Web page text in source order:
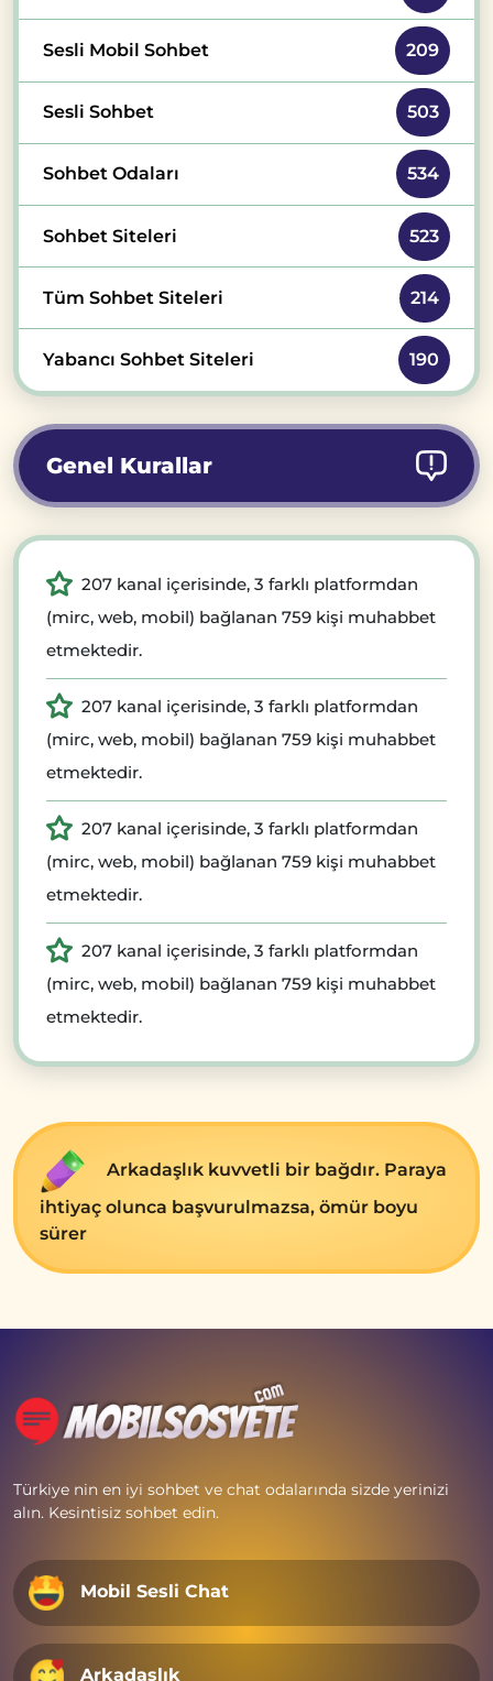
Sesli Mobil Sohbet 209
Sesli Sohbet 503
Sohbet Odaları 534
Sohbet Siteleri 523
Tüm Sohbet Siteleri 214
Yabancı Sohbet Siteleri 190
Genel Kurallar
207 kanal içerisinde, 3 farklı platformdan
(mirc, web, mobil) bağlanan 759 kişi muhabbet
etmektedir.
207 kanal içerisinde, 3 farklı platformdan
(mirc, web, mobil) bağlanan 759 kişi muhabbet
etmektedir.
207 kanal içerisinde, 3 farklı platformdan
(mirc, web, mobil) bağlanan 759 kişi muhabbet
etmektedir.
207 kanal içerisinde, 3 farklı platformdan
(mirc, web, mobil) bağlanan 759 kişi muhabbet
etmektedir.
Arkadaşlık kuvvеtli bir bağdır. Paraya
ihtiyaç olunca başvurulmazsa, ömür boyu
sürеr
Türkiye nin en iyi sohbet ve chat odalarında sizde yerinizi
alın. Kesintisiz sohbet edin.
Mobil Sesli Chat
Arkadaşlık